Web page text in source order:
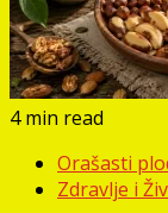
4 min read
Orašasti
Zdravlje i